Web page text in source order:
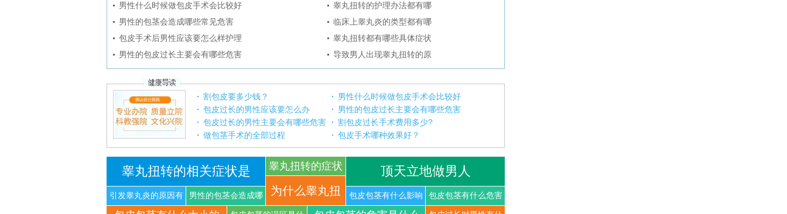
男性什么时候做包皮手术会比较好
男性的包茎会造成哪些常见危害
包皮手术后男性应该要怎么样护理
男性的包皮过长主要会有哪些危害
睾丸扭转的护理办法都有哪
临床上睾丸炎的类型都有哪
睾丸扭转都有哪些具体症状
导致男人出现睾丸扭转的原
割包皮要多少钱？
男性什么时候做包皮手术会比较好
包皮过长的男性应该要怎么办
男性的包皮过长主要会有哪些危害
包皮过长的男性主要会有哪些危害
割包皮过长手术费用多少?
做包茎手术的全部过程
包皮手术哪种效果好？
睾丸扭转的相关症状是
引发睾丸炎的原因有 男性的包茎会造成哪
睾丸扭转的症状
你知道
为什么睾丸扭
顶天立地做男人
包皮包茎有什么影响 包皮包茎有什么危害